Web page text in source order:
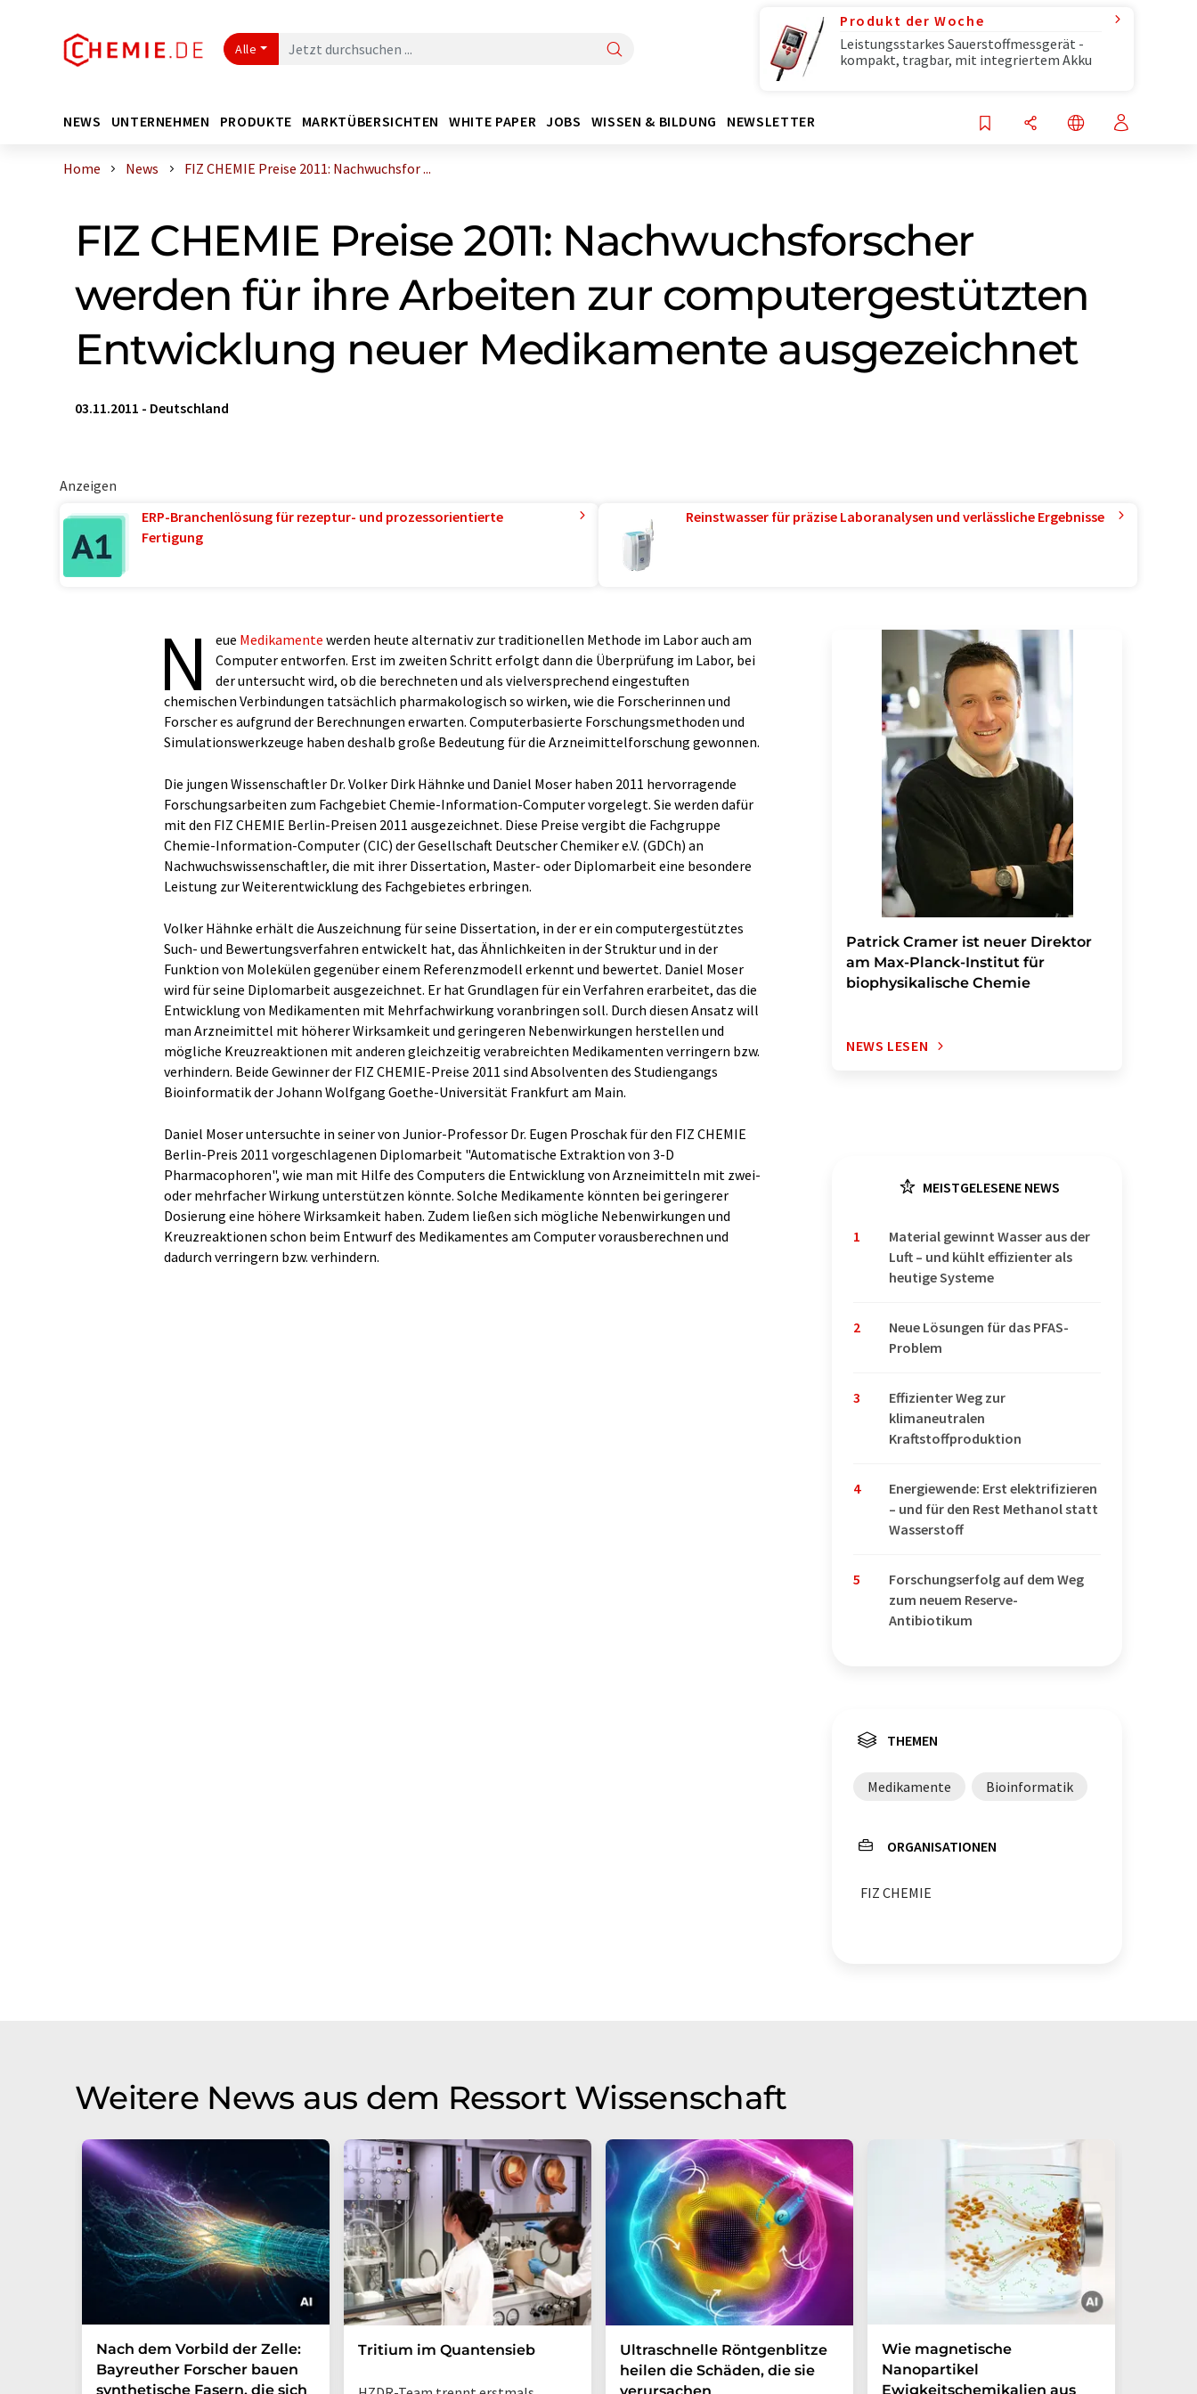
Alle
Produkt der Woche
Leistungsstarkes Sauerstoffmessgerät -
kompakt, tragbar, mit integriertem Akku
NEWS UNTERNEHMEN PRODUKTE MARKTÜBERSICHTEN WHITE PAPER JOBS WISSEN & BILDUNG NEWSLETTER
Home News FIZ CHEMIE Preise 2011: Nachwuchsfor ...
FIZ CHEMIE Preise 2011: Nachwuchsforscher
werden für ihre Arbeiten zur computergestützten
Entwicklung neuer Medikamente ausgezeichnet
03.11.2011 - Deutschland
Anzeigen
ERP-Branchenlösung für rezeptur- und prozessorientierte
Fertigung
Reinstwasser für präzise Laboranalysen und verlässliche Ergebnisse
N eue Medikamente werden heute alternativ zur traditionellen Methode im Labor auch am
Computer entworfen. Erst im zweiten Schritt erfolgt dann die Überprüfung im Labor, bei
der untersucht wird, ob die berechneten und als vielversprechend eingestuften
chemischen Verbindungen tatsächlich pharmakologisch so wirken, wie die Forscherinnen und
Forscher es aufgrund der Berechnungen erwarten. Computerbasierte Forschungsmethoden und
Simulationswerkzeuge haben deshalb große Bedeutung für die Arzneimittelforschung gewonnen.
Die jungen Wissenschaftler Dr. Volker Dirk Hähnke und Daniel Moser haben 2011 hervorragende
Forschungsarbeiten zum Fachgebiet Chemie-Information-Computer vorgelegt. Sie werden dafür
mit den FIZ CHEMIE Berlin-Preisen 2011 ausgezeichnet. Diese Preise vergibt die Fachgruppe
Chemie-Information-Computer (CIC) der Gesellschaft Deutscher Chemiker e.V. (GDCh) an
Nachwuchswissenschaftler, die mit ihrer Dissertation, Master- oder Diplomarbeit eine besondere
Leistung zur Weiterentwicklung des Fachgebietes erbringen.
Volker Hähnke erhält die Auszeichnung für seine Dissertation, in der er ein computergestütztes
Such- und Bewertungsverfahren entwickelt hat, das Ähnlichkeiten in der Struktur und in der
Funktion von Molekülen gegenüber einem Referenzmodell erkennt und bewertet. Daniel Moser
wird für seine Diplomarbeit ausgezeichnet. Er hat Grundlagen für ein Verfahren erarbeitet, das die
Entwicklung von Medikamenten mit Mehrfachwirkung voranbringen soll. Durch diesen Ansatz will
man Arzneimittel mit höherer Wirksamkeit und geringeren Nebenwirkungen herstellen und
mögliche Kreuzreaktionen mit anderen gleichzeitig verabreichten Medikamenten verringern bzw.
verhindern. Beide Gewinner der FIZ CHEMIE-Preise 2011 sind Absolventen des Studiengangs
Bioinformatik der Johann Wolfgang Goethe-Universität Frankfurt am Main.
Daniel Moser untersuchte in seiner von Junior-Professor Dr. Eugen Proschak für den FIZ CHEMIE
Berlin-Preis 2011 vorgeschlagenen Diplomarbeit "Automatische Extraktion von 3-D
Pharmacophoren", wie man mit Hilfe des Computers die Entwicklung von Arzneimitteln mit zwei-
oder mehrfacher Wirkung unterstützen könnte. Solche Medikamente könnten bei geringerer
Dosierung eine höhere Wirksamkeit haben. Zudem ließen sich mögliche Nebenwirkungen und
Kreuzreaktionen schon beim Entwurf des Medikamentes am Computer vorausberechnen und
dadurch verringern bzw. verhindern.
Patrick Cramer ist neuer Direktor
am Max-Planck-Institut für
biophysikalische Chemie
NEWS LESEN
MEISTGELESENE NEWS
1
Material gewinnt Wasser aus der
Luft – und kühlt effizienter als
heutige Systeme
2
Neue Lösungen für das PFAS-
Problem
3
Effizienter Weg zur
klimaneutralen
Kraftstoffproduktion
4
Energiewende: Erst elektrifizieren
– und für den Rest Methanol statt
Wasserstoff
5
Forschungserfolg auf dem Weg
zum neuem Reserve-
Antibiotikum
THEMEN
Medikamente Bioinformatik
ORGANISATIONEN
FIZ CHEMIE
Weitere News aus dem Ressort Wissenschaft
Nach dem Vorbild der Zelle:
Bayreuther Forscher bauen
synthetische Fasern, die sich
Tritium im Quantensieb
Ultraschnelle Röntgenblitze
heilen die Schäden, die sie
Wie magnetische
Nanopartikel
Ewigkeitschemikalien aus